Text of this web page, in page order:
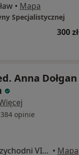
• Mapa
Specjalistycznej
300 zł
Anna Dołgan
384 opinie
ul. Oławska 15 (budynek przychodni VITA) gab. 310 - 3 piętro, Wrocław • Mapa